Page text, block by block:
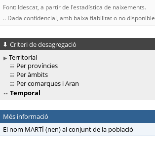
Font: Idescat, a partir de l'estadística de naixements.
.. Dada confidencial, amb baixa fiabilitat o no disponible
Criteri de desagregació
Territorial
Per províncies
Per àmbits
Per comarques i Aran
Temporal
Més informació
El nom MARTÍ (nen) al conjunt de la població